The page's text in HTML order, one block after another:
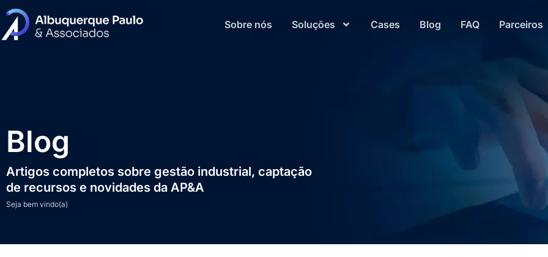
Sobre nós Soluções Cases Blog FAQ Parceiros
Blog
Artigos completos sobre gestão industrial, captação
de recursos e novidades da AP&A
Seja bem vindo(a)